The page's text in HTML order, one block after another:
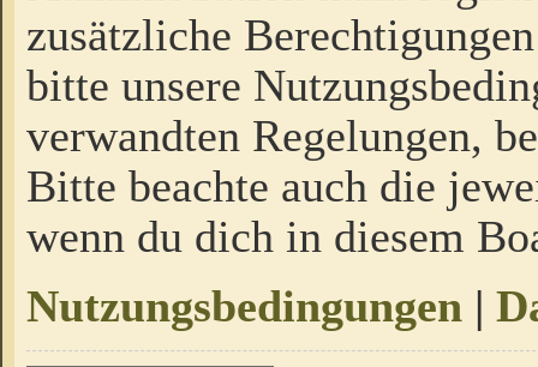
zusätzliche
bitte unsere
verwandten Regelungen,
Bitte beachte auch die
wenn du dich in diesem
Nutzungsbedingungen |